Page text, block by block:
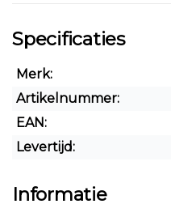
Specificaties
Merk:
Artikelnummer:
EAN:
Levertijd:
Informatie